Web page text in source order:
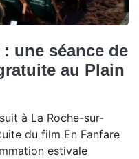
une séance de
au Plain
à La Roche-sur-
du film En Fanfare
estivale